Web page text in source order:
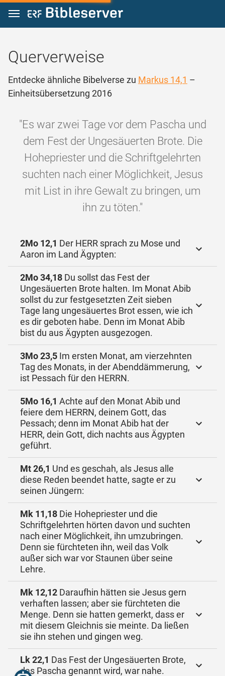
Zum Inhalt springen
Querverweise
Entdecke ähnliche Bibelverse zu Markus 14,1 –
Einheitsübersetzung 2016
"Es war zwei Tage vor dem Pascha und
dem Fest der Ungesäuerten Brote. Die
Hohepriester und die Schriftgelehrten
suchten nach einer Möglichkeit, Jesus
mit List in ihre Gewalt zu bringen, um
ihn zu töten."
2Mo 12,1 Der HERR sprach zu Mose und
Aaron im Land Ägypten:
2Mo 34,18 Du sollst das Fest der
Ungesäuerten Brote halten. Im Monat Abib
sollst du zur festgesetzten Zeit sieben
Tage lang ungesäuertes Brot essen, wie ich
es dir geboten habe. Denn im Monat Abib
bist du aus Ägypten ausgezogen.
3Mo 23,5 Im ersten Monat, am vierzehnten
Tag des Monats, in der Abenddämmerung,
ist Pessach für den HERRN.
5Mo 16,1 Achte auf den Monat Abib und
feiere dem HERRN, deinem Gott, das
Pessach; denn im Monat Abib hat der
HERR, dein Gott, dich nachts aus Ägypten
geführt.
Mt 26,1 Und es geschah, als Jesus alle
diese Reden beendet hatte, sagte er zu
seinen Jüngern:
Mk 11,18 Die Hohepriester und die
Schriftgelehrten hörten davon und suchten
nach einer Möglichkeit, ihn umzubringen.
Denn sie fürchteten ihn, weil das Volk
außer sich war vor Staunen über seine
Lehre.
Mk 12,12 Daraufhin hätten sie Jesus gern
verhaften lassen; aber sie fürchteten die
Menge. Denn sie hatten gemerkt, dass er
mit diesem Gleichnis sie meinte. Da ließen
sie ihn stehen und gingen weg.
Lk 22,1 Das Fest der Ungesäuerten Brote,
das Pascha genannt wird, war nahe.